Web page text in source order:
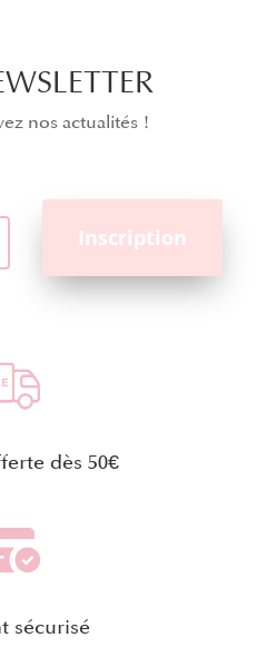
nos actualités !
dès 50€
sécurisé